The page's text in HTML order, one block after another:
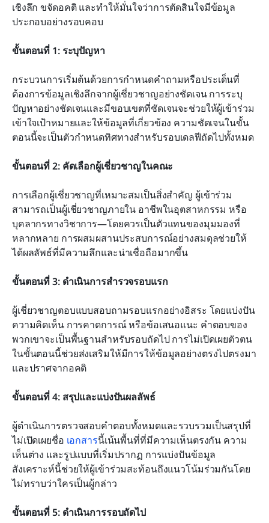
เชิงลึก ขจัดอคติ และทำให้มั่นใจว่าการตัดสินใจมีข้อมูล
ประกอบอย่างรอบคอบ
ขั้นตอนที่ 1: ระบุปัญหา
กระบวนการเริ่มต้นด้วยการกำหนดคำถามหรือประเด็นที่
ต้องการข้อมูลเชิงลึกจากผู้เชี่ยวชาญอย่างชัดเจน การระบุ
ปัญหาอย่างชัดเจนและมีขอบเขตที่ชัดเจนจะช่วยให้ผู้เข้าร่วม
เข้าใจเป้าหมายและให้ข้อมูลที่เกี่ยวข้อง ความชัดเจนในขั้น
ตอนนี้จะเป็นตัวกำหนดทิศทางสำหรับรอบเดลฟีถัดไปทั้งหมด
ขั้นตอนที่ 2: คัดเลือกผู้เชี่ยวชาญในคณะ
การเลือกผู้เชี่ยวชาญที่เหมาะสมเป็นสิ่งสำคัญ ผู้เข้าร่วม
สามารถเป็นผู้เชี่ยวชาญภายใน อาชีพในอุตสาหกรรม หรือ
บุคลากรทางวิชาการ—โดยควรเป็นตัวแทนของมุมมองที่
หลากหลาย การผสมผสานประสบการณ์อย่างสมดุลช่วยให้
ได้ผลลัพธ์ที่มีความลึกและน่าเชื่อถือมากขึ้น
ขั้นตอนที่ 3: ดำเนินการสำรวจรอบแรก
ผู้เชี่ยวชาญตอบแบบสอบถามรอบแรกอย่างอิสระ โดยแบ่งปัน
ความคิดเห็น การคาดการณ์ หรือข้อเสนอแนะ คำตอบของ
พวกเขาจะเป็นพื้นฐานสำหรับรอบถัดไป การไม่เปิดเผยตัวตน
ในขั้นตอนนี้ช่วยส่งเสริมให้มีการให้ข้อมูลอย่างตรงไปตรงมา
และปราศจากอคติ
ขั้นตอนที่ 4: สรุปและแบ่งปันผลลัพธ์
ผู้ดำเนินการตรวจสอบคำตอบทั้งหมดและรวบรวมเป็นสรุปที่
ไม่เปิดเผยชื่อ เอกสารนี้เน้นพื้นที่ที่มีความเห็นตรงกัน ความ
เห็นต่าง และรูปแบบที่เริ่มปรากฏ การแบ่งปันข้อมูล
สังเคราะห์นี้ช่วยให้ผู้เข้าร่วมสะท้อนถึงแนวโน้มร่วมกันโดย
ไม่ทราบว่าใครเป็นผู้กล่าว
ขั้นตอนที่ 5: ดำเนินการรอบถัดไป